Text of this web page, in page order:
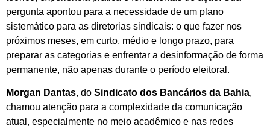
pergunta apontou para a necessidade de um plano
sistemático para as diretorias sindicais: o que fazer nos
próximos meses, em curto, médio e longo prazo, para
preparar as categorias e enfrentar a desinformação de forma
permanente, não apenas durante o período eleitoral.
Morgan Dantas, do Sindicato dos Bancários da Bahia,
chamou atenção para a complexidade da comunicação
atual, especialmente no meio acadêmico e nas redes